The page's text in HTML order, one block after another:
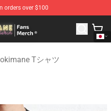
orders over $100
Pokimane Merchandise Shop
Tシャツ